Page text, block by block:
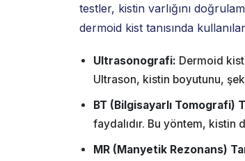
testler, kistin varlığını
dermoid kist tanısında
Ultrasonografi: Dermoid
Ultrason, kistin boyutunu,
BT (Bilgisayarlı Tomografi)
faydalıdır. Bu yöntem, kistin
MR (Manyetik Rezonans)